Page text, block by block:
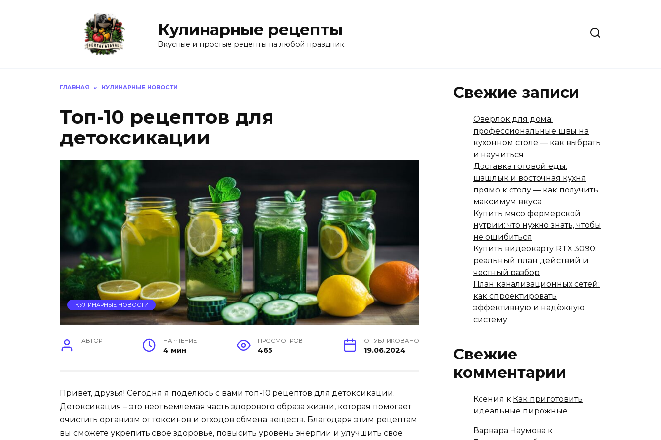
Кулинарные рецепты
Вкусные и простые рецепты на любой праздник.
ГЛАВНАЯ » КУЛИНАРНЫЕ НОВОСТИ
Топ-10 рецептов для
детоксикации
КУЛИНАРНЫЕ НОВОСТИ
АВТОР НА ЧТЕНИЕ
4 мин
ПРОСМОТРОВ
465
ОПУБЛИКОВАНО
19.06.2024
Привет, друзья! Сегодня я поделюсь с вами топ-10 рецептов для детоксикации.
Детоксикация – это неотъемлемая часть здорового образа жизни, которая помогает
очистить организм от токсинов и отходов обмена веществ. Благодаря этим рецептам
вы сможете укрепить свое здоровье, повысить уровень энергии и улучшить свое
Свежие записи
Оверлок для дома:
профессиональные швы на
кухонном столе — как выбрать
и научиться
Доставка готовой еды:
шашлык и восточная кухня
прямо к столу — как получить
максимум вкуса
Купить мясо фермерской
нутрии: что нужно знать, чтобы
не ошибиться
Купить видеокарту RTX 3090:
реальный план действий и
честный разбор
План канализационных сетей:
как спроектировать
эффективную и надёжную
систему
Свежие
комментарии
Ксения к Как приготовить
идеальные пирожные
Варвара Наумова к